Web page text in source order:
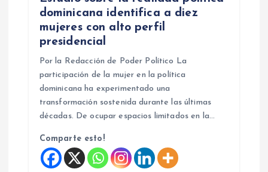
dominicana identifica a diez
mujeres con alto perfil
presidencial
Por la Redacción de Poder Político La
participación de la mujer en la política
dominicana ha experimentado una
transformación sostenida durante las últimas
décadas. De ocupar espacios limitados en la…
Comparte esto!